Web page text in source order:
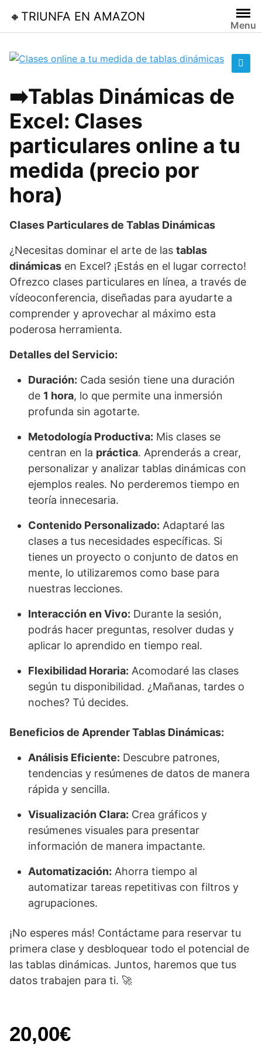
content
🔸TRIUNFA EN AMAZON
Menu
➡️Tablas Dinámicas de
Excel: Clases
particulares online a tu
medida (precio por
hora)
Clases Particulares de Tablas Dinámicas
¿Necesitas dominar el arte de las tablas
dinámicas en Excel? ¡Estás en el lugar correcto!
Ofrezco clases particulares en línea, a través de
vídeoconferencia, diseñadas para ayudarte a
comprender y aprovechar al máximo esta
poderosa herramienta.
Detalles del Servicio:
Duración: Cada sesión tiene una duración
de 1 hora, lo que permite una inmersión
profunda sin agotarte.
Metodología Productiva: Mis clases se
centran en la práctica. Aprenderás a crear,
personalizar y analizar tablas dinámicas con
ejemplos reales. No perderemos tiempo en
teoría innecesaria.
Contenido Personalizado: Adaptaré las
clases a tus necesidades específicas. Si
tienes un proyecto o conjunto de datos en
mente, lo utilizaremos como base para
nuestras lecciones.
Interacción en Vivo: Durante la sesión,
podrás hacer preguntas, resolver dudas y
aplicar lo aprendido en tiempo real.
Flexibilidad Horaria: Acomodaré las clases
según tu disponibilidad. ¿Mañanas, tardes o
noches? Tú decides.
Beneficios de Aprender Tablas Dinámicas:
Análisis Eficiente: Descubre patrones,
tendencias y resúmenes de datos de manera
rápida y sencilla.
Visualización Clara: Crea gráficos y
resúmenes visuales para presentar
información de manera impactante.
Automatización: Ahorra tiempo al
automatizar tareas repetitivas con filtros y
agrupaciones.
¡No esperes más! Contáctame para reservar tu
primera clase y desbloquear todo el potencial de
las tablas dinámicas. Juntos, haremos que tus
datos trabajen para ti. 🚀
20,00€